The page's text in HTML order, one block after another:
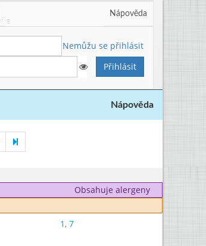
Nápověda
Nemůžu se přihlásit
Nápověda
Obsahuje alergeny
1, 7